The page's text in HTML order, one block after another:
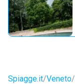
Spiagge.it Veneto